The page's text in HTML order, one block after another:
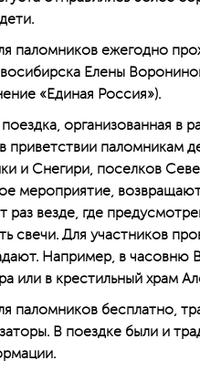
паломников ежегодно
Елены
«Единая Россия»).
организованная в
приветствии паломникам
и Снегири, поселков
мероприятие,
раз везде, где
свечи. Для участников
Например, в часовню
или в крестильный храм
паломников бесплатно,
В поездке были и